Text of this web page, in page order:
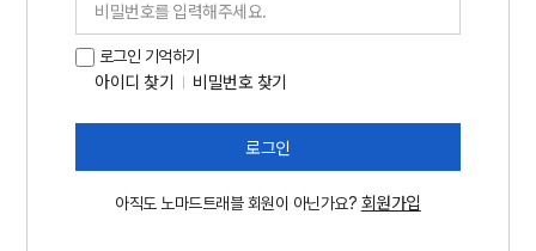
로그인 기억하기
아이디 찾기 비밀번호 찾기
로그인
아직도 노마드트래블 회원이 아닌가요? 회원가입